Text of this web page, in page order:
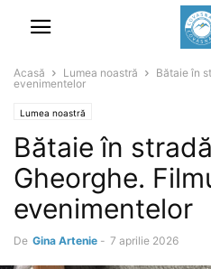
Acasă Lumea noastră
Bătaie în
evenimentelor
Lumea noastră
Bătaie în
Gheorghe.
evenimentelor
De Gina Artenie - 7 aprilie 2026